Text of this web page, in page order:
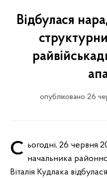
Відбулася
опубліковано 26
Сьогодні, 26 червня 2023 року, під головуванням начальника
Віталія Кудлака